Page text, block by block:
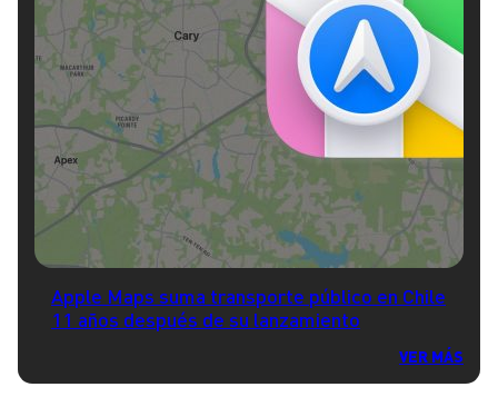
Apple Maps suma transporte público en Chile
11 años después de su lanzamiento
VER MÁS